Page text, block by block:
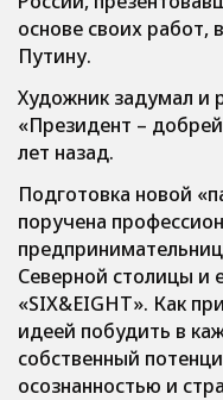
основе своих
Путину.
Художник задумал и
«Президент –
лет назад.
Подготовка новой
поручена
Северной столицы и
«SIX&EIGHT». Как
идеей побудить в
собственный
осознанностью и